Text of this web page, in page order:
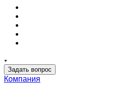
Задать вопрос
Компания